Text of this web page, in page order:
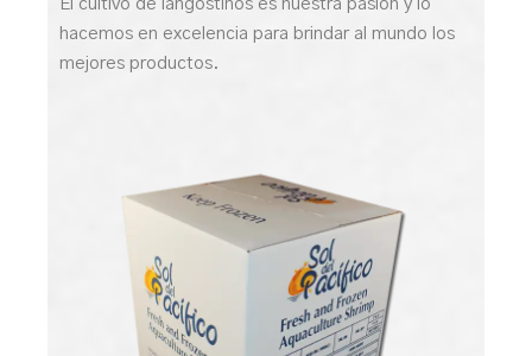
El cultivo de langostinos es nuestra pasión y lo
hacemos en excelencia para brindar al mundo los
mejores productos.